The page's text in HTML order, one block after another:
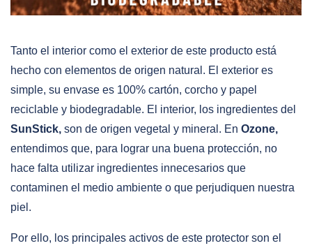
Tanto el interior como el exterior de este producto está
hecho con elementos de origen natural. El exterior es
simple, su envase es 100% cartón, corcho y papel
reciclable y biodegradable. El interior, los ingredientes del
SunStick, son de origen vegetal y mineral. En Ozone,
entendimos que, para lograr una buena protección, no
hace falta utilizar ingredientes innecesarios que
contaminen el medio ambiente o que perjudiquen nuestra
piel.
Por ello, los principales activos de este protector son el